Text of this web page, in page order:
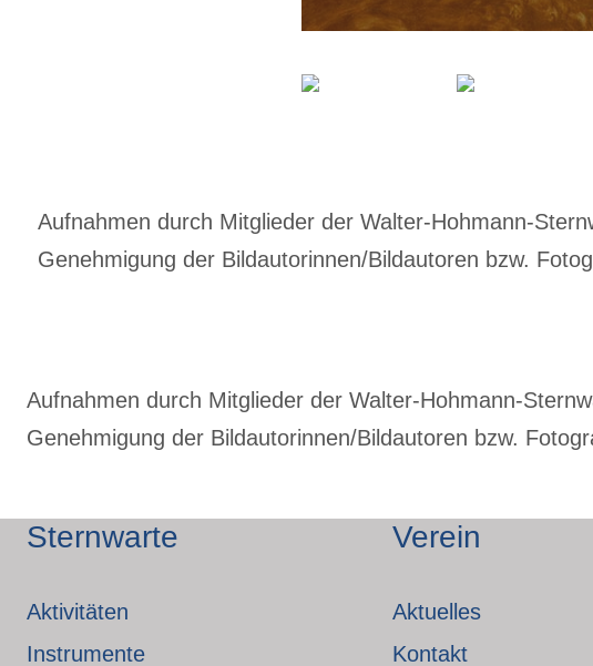
Aufnahmen durch Mitglieder der Walter-Hohmann-
Genehmigung der Bildautorinnen/Bildautoren bzw.
Aufnahmen durch Mitglieder der Walter-Hohmann-
Genehmigung der Bildautorinnen/Bildautoren bzw.
Sternwarte
Aktivitäten
Instrumente
Verein
Aktuelles
Kontakt